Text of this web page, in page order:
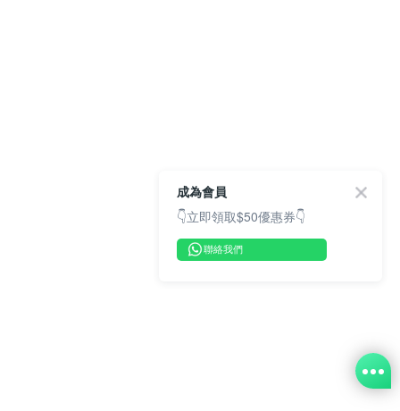
成為會員
👇立即領取$50優惠券👇
聯絡我們